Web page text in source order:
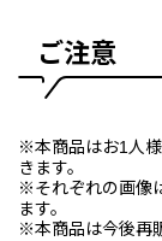
ご注意
※本商品はお1人
きます。
※それぞれの画像
ます。
※本商品は今後再